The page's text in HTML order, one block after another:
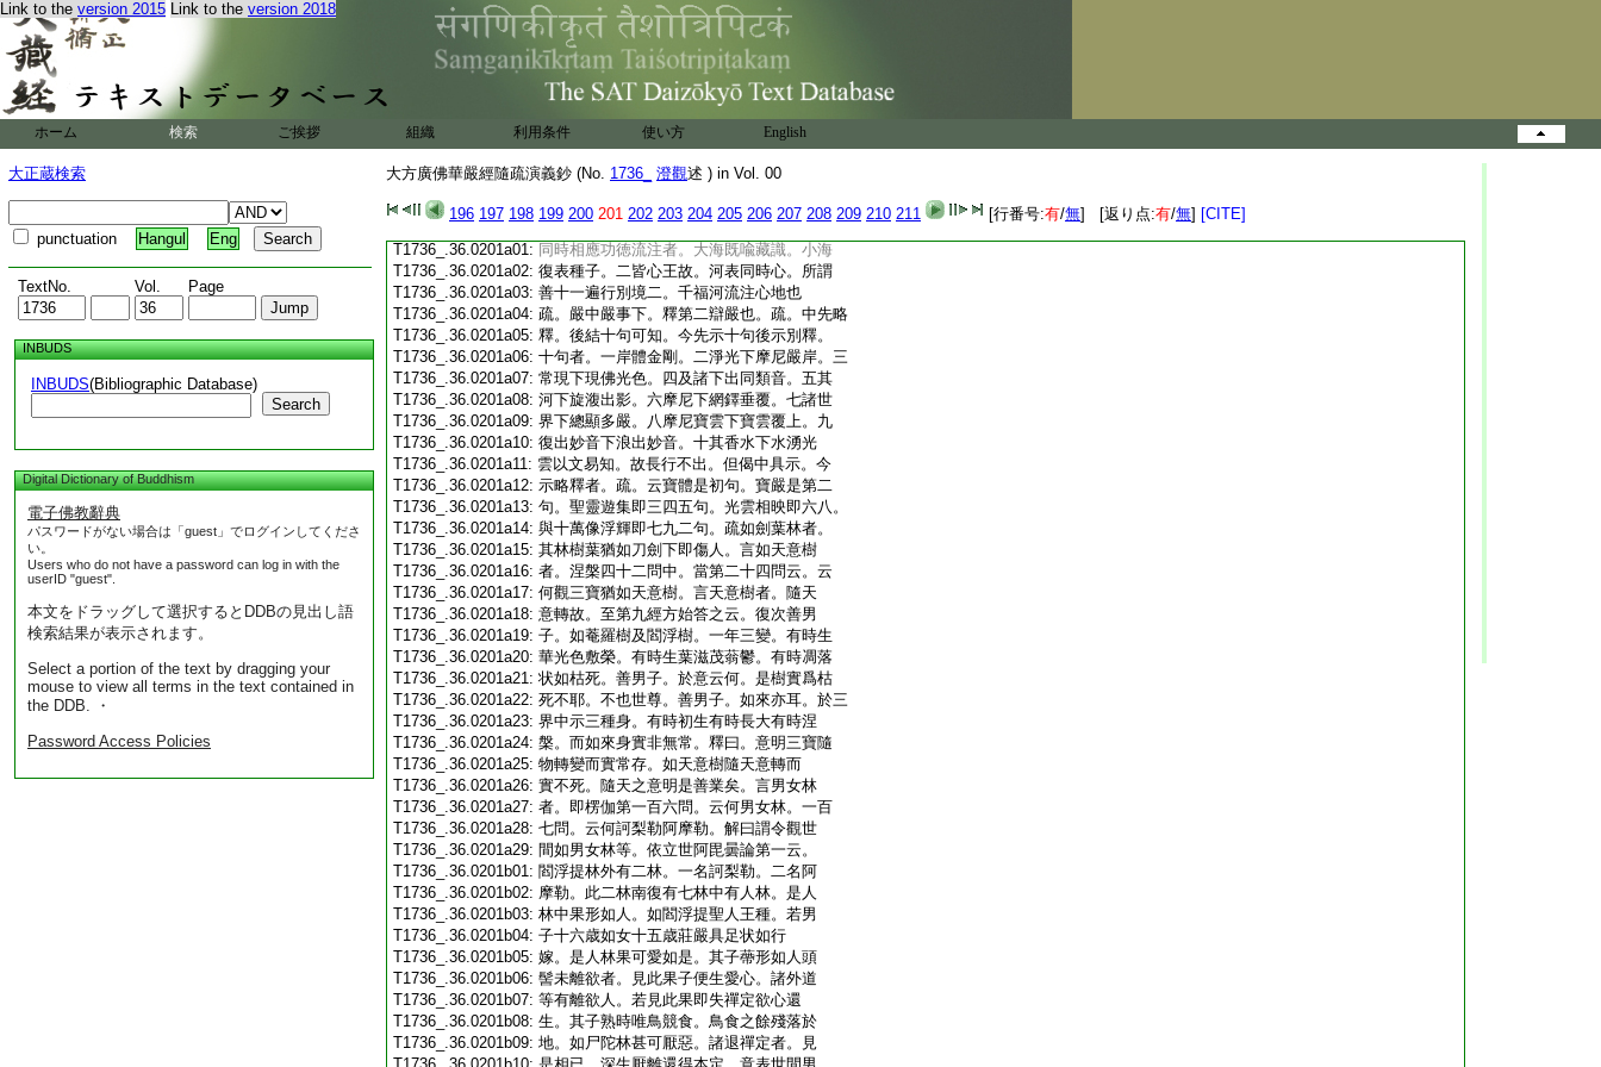
Link to the version 2015 Link to the version 2018
ホーム 検索 ご挨拶 組織 利用条件 使い方 English
大正蔵検索
punctuation Hangul Eng
TextNo. Vol. Page
INBUDS
INBUDS(Bibliographic Database)
Search
Digital Dictionary of Buddhism
電子佛教辭典
パスワードがない場合は「guest」でログインしてくださ
い。
Users who do not have a password can log in with the
userID "guest".
本文をドラッグして選択するとDDBの見出し語
検索結果が表示されます。
Select a portion of the text by dragging your
mouse to view all terms in the text contained in
the DDB. ・
Password Access Policies
大方廣佛華嚴經隨疏演義鈔 (No. 1736_ 澄觀述 ) in Vol. 00
196 197 198 199 200 201 202 203 204 205 206 207 208 209 210 211 [行番号:有/無] [返り点:有/無] [CITE]
T1736_.36.0200c19:亦然者。摽云。諸佛子此不可説佛刹微塵數
T1736_.36.0200c20: 香水海中。有不可説佛刹微塵數世界種。
T1736_.36.0200c21:釋曰。此即摽種處無十字亦例合有。疏。芬
T1736_.36.0200c22:
陀利即白蓮華者。即唐三藏等諸師所翻而
言。亦是正敷榮時者。即 2 付公意故。叡公法
T1736_.36.0200c24:華序云。華有三時之異。華而未敷名屈摩
T1736_.36.0200c25:羅。凋而將落名迦摩羅。處中盛時名芬陀
T1736_.36.0200c26:利。生公亦云。器像之妙莫踰蓮華。蓮華之
T1736_.36.0200c27:美榮在始敷。始敷之盛則子盈於内色香味
T1736_.36.0200c28: 足。諸之芬陀利。意亦同也。今存二譯各是
T1736_.36.0201a01: 同時相應功徳流注者。大海既喩藏識。小海
T1736_.36.0201a02: 復表種子。二皆心王故。河表同時心。所謂
T1736_.36.0201a03: 善十一遍行別境二。千福河流注心地也
T1736_.36.0201a04: 疏。嚴中嚴事下。釋第二辯嚴也。疏。中先略
T1736_.36.0201a05: 釋。後結十句可知。今先示十句後示別釋。
T1736_.36.0201a06: 十句者。一岸體金剛。二淨光下摩尼嚴岸。三
T1736_.36.0201a07: 常現下現佛光色。四及諸下出同類音。五其
T1736_.36.0201a08: 河下旋澓出影。六摩尼下網鐸垂覆。七諸世
T1736_.36.0201a09: 界下總顯多嚴。八摩尼寶雲下寶雲覆上。九
T1736_.36.0201a10: 復出妙音下浪出妙音。十其香水下水湧光
T1736_.36.0201a11: 雲以文易知。故長行不出。但偈中具示。今
T1736_.36.0201a12: 示略釋者。疏。云寶體是初句。寶嚴是第二
T1736_.36.0201a13: 句。聖靈遊集即三四五句。光雲相映即六八。
T1736_.36.0201a14: 與十萬像浮輝即七九二句。疏如劍葉林者。
T1736_.36.0201a15: 其林樹葉猶如刀劍下即傷人。言如天意樹
T1736_.36.0201a16: 者。涅槃四十二問中。當第二十四問云。云
T1736_.36.0201a17: 何觀三寶猶如天意樹。言天意樹者。隨天
T1736_.36.0201a18: 意轉故。至第九經方始答之云。復次善男
T1736_.36.0201a19: 子。如菴羅樹及閻浮樹。一年三變。有時生
T1736_.36.0201a20: 華光色敷榮。有時生葉滋茂蓊鬱。有時凋落
T1736_.36.0201a21: 状如枯死。善男子。於意云何。是樹實爲枯
T1736_.36.0201a22: 死不耶。不也世尊。善男子。如來亦耳。於三
T1736_.36.0201a23: 界中示三種身。有時初生有時長大有時涅
T1736_.36.0201a24: 槃。而如來身實非無常。釋曰。意明三寶隨
T1736_.36.0201a25: 物轉變而實常存。如天意樹隨天意轉而
T1736_.36.0201a26: 實不死。隨天之意明是善業矣。言男女林
T1736_.36.0201a27: 者。即楞伽第一百六問。云何男女林。一百
T1736_.36.0201a28: 七問。云何訶梨勒阿摩勒。解曰謂令觀世
T1736_.36.0201a29: 間如男女林等。依立世阿毘曇論第一云。
T1736_.36.0201b01: 閻浮提林外有二林。一名訶梨勒。二名阿
T1736_.36.0201b02: 摩勒。此二林南復有七林中有人林。是人
T1736_.36.0201b03: 林中果形如人。如閻浮提聖人王種。若男
T1736_.36.0201b04: 子十六歳如女十五歳莊嚴具足状如行
T1736_.36.0201b05: 嫁。是人林果可愛如是。其子蔕形如人頭
T1736_.36.0201b06: 髻未離欲者。見此果子便生愛心。諸外道
T1736_.36.0201b07: 等有離欲人。若見此果即失禪定欲心還
T1736_.36.0201b08: 生。其子熟時唯鳥競食。鳥食之餘殘落於
T1736_.36.0201b09: 地。如尸陀林甚可厭惡。諸退禪定者。見